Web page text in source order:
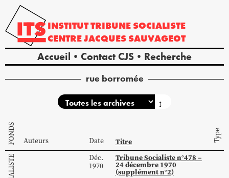
INSTITUTTRIBUNE SOCIALISTE
CENTREJACQUES SAUVAGEOT
Accueil Contact CJS Recherche
rue borromée
↕
FONDS Auteurs Date Titre Type
Déc.
1970
Tribune Socialiste n°478 –
24 décembre 1970
(supplément n°2)